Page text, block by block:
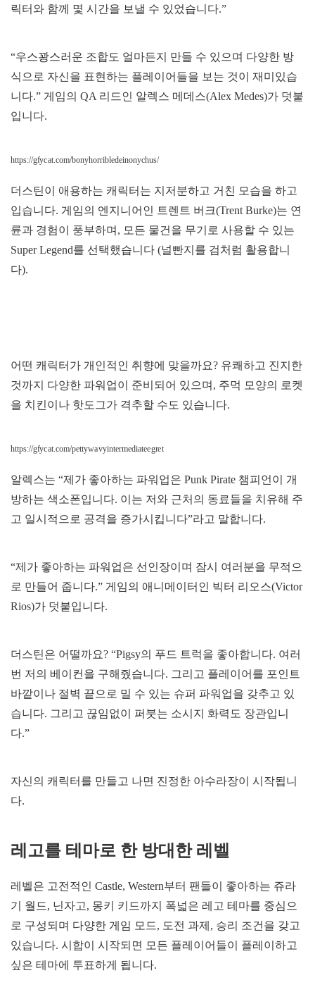
릭터와 함께 몇 시간을 보낼 수 있었습니다.”
“우스꽝스러운 조합도 얼마든지 만들 수 있으며 다양한 방
식으로 자신을 표현하는 플레이어들을 보는 것이 재미있습
니다.” 게임의 QA 리드인 알렉스 메데스(Alex Medes)가 덧붙
입니다.
https://gfycat.com/bonyhorribledeinonychus/
더스틴이 애용하는 캐릭터는 지저분하고 거친 모습을 하고
입습니다. 게임의 엔지니어인 트렌트 버크(Trent Burke)는 연
륜과 경험이 풍부하며, 모든 물건을 무기로 사용할 수 있는
Super Legend를 선택했습니다 (널빤지를 검처럼 활용합니
다).
어떤 캐릭터가 개인적인 취향에 맞을까요? 유쾌하고 진지한
것까지 다양한 파워업이 준비되어 있으며, 주먹 모양의 로켓
을 치킨이나 핫도그가 격추할 수도 있습니다.
https://gfycat.com/pettywavyintermediateegret
알렉스는 “제가 좋아하는 파워업은 Punk Pirate 챔피언이 개
방하는 색소폰입니다. 이는 저와 근처의 동료들을 치유해 주
고 일시적으로 공격을 증가시킵니다”라고 말합니다.
“제가 좋아하는 파워업은 선인장이며 잠시 여러분을 무적으
로 만들어 줍니다.” 게임의 애니메이터인 빅터 리오스(Victor
Rios)가 덧붙입니다.
더스틴은 어떨까요? “Pigsy의 푸드 트럭을 좋아합니다. 여러
번 저의 베이컨을 구해줬습니다. 그리고 플레이어를 포인트
바깥이나 절벽 끝으로 밀 수 있는 슈퍼 파워업을 갖추고 있
습니다. 그리고 끊임없이 퍼붓는 소시지 화력도 장관입니
다.”
자신의 캐릭터를 만들고 나면 진정한 아수라장이 시작됩니
다.
레고를 테마로 한 방대한 레벨
레벨은 고전적인 Castle, Western부터 팬들이 좋아하는 쥬라
기 월드, 닌자고, 몽키 키드까지 폭넓은 레고 테마를 중심으
로 구성되며 다양한 게임 모드, 도전 과제, 승리 조건을 갖고
있습니다. 시합이 시작되면 모든 플레이어들이 플레이하고
싶은 테마에 투표하게 됩니다.